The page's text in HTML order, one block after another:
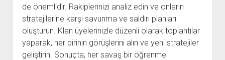
de önemlidir. Rakiplerinizi analiz edin ve onların
stratejilerine karşı savunma ve saldırı planları
oluşturun. Klan üyelerinizle düzenli olarak toplantılar
yaparak, her birinin görüşlerini alın ve yeni stratejiler
geliştirin. Sonuçta, her savaş bir öğrenme